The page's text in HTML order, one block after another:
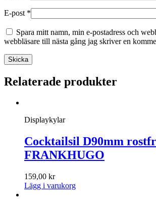
E-post *
Spara mitt namn, min e-postadress och
webbläsare till nästa gång jag skriver en
Relaterade produkter
Displaykylar
Cocktailsil D90mm
FRANKHUGO
159,00 kr
Lägg i varukorg